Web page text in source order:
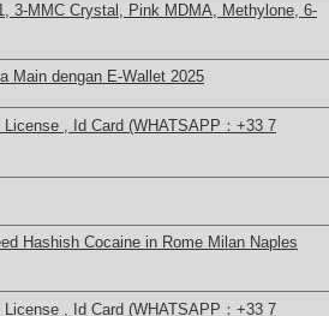
3-MMC Crystal, Pink MDMA, Methylone, 6-
Main dengan E-Wallet 2025
, Id Card (WHATSAPP：+33 7
Hashish Cocaine in Rome Milan Naples
, Id Card (WHATSAPP：+33 7